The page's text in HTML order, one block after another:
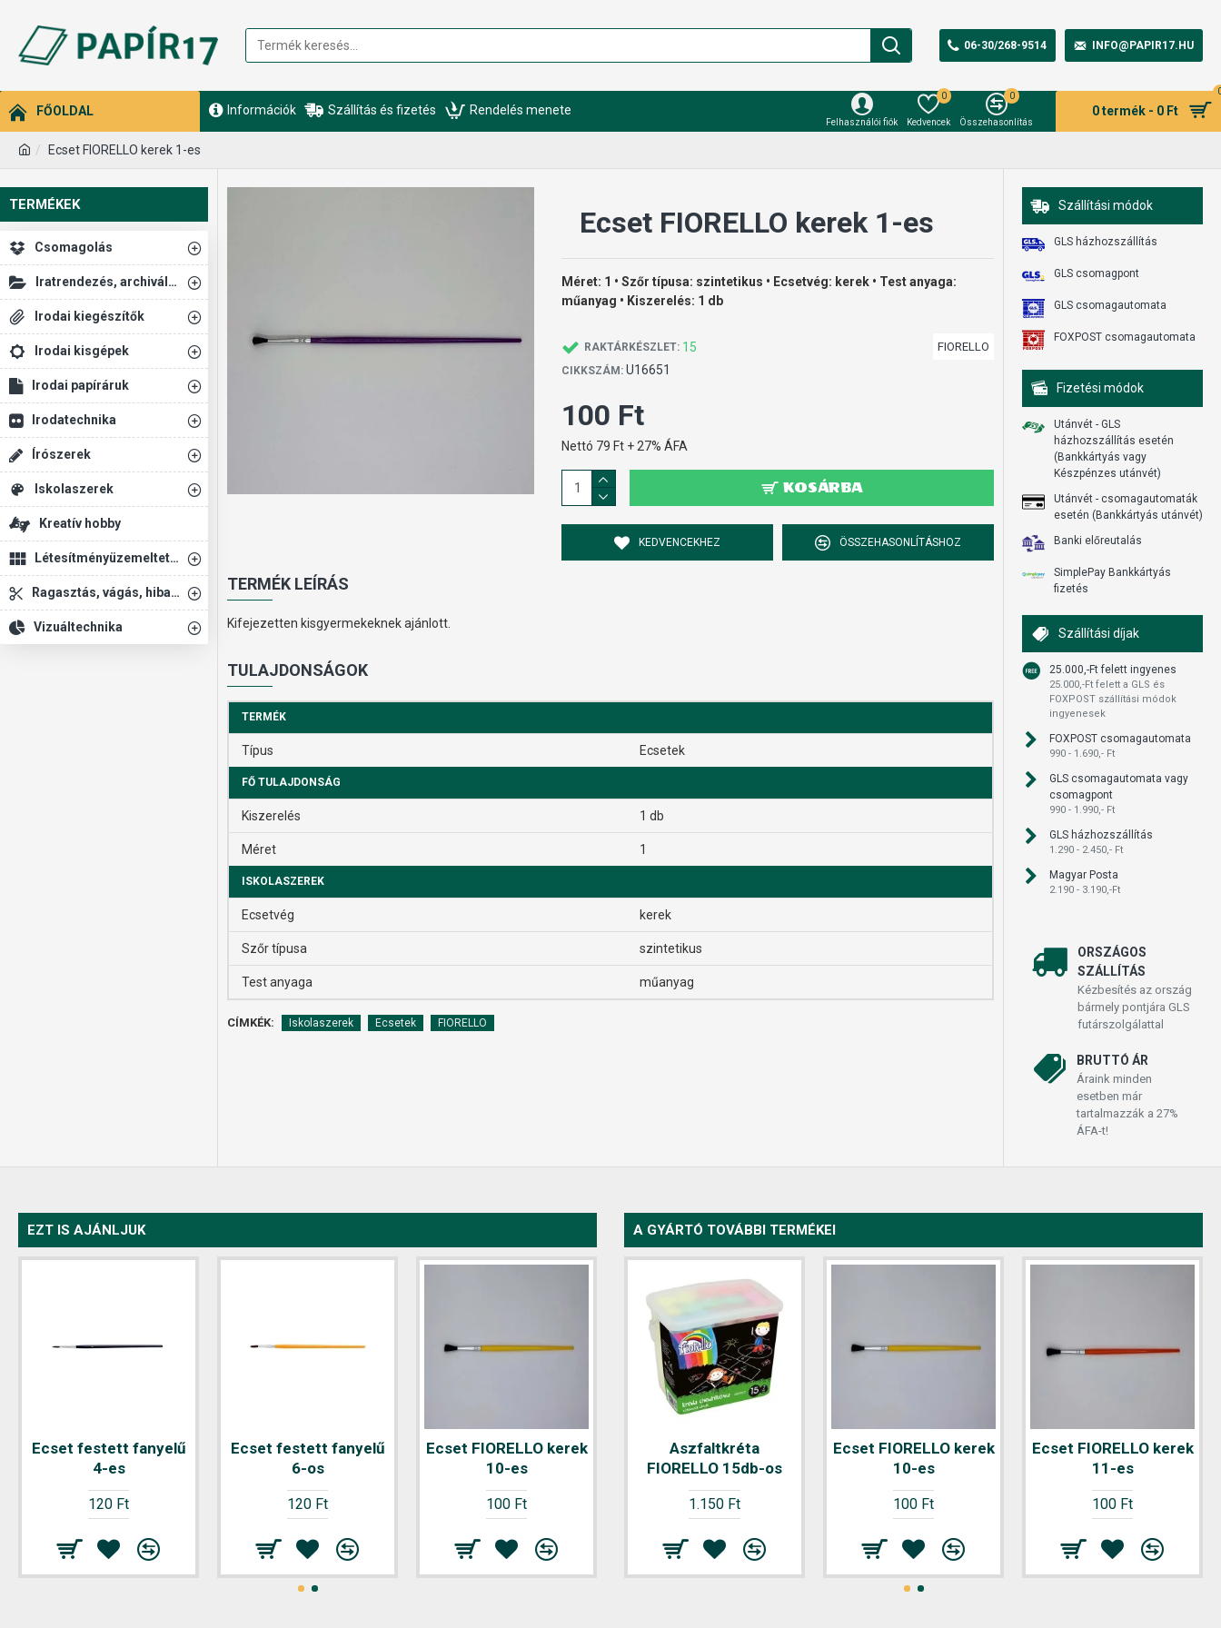
06-30/268-9514 INFO@PAPIR17.HU
FŐOLDAL Információk Szállítás és fizetés Rendelés menete
Felhasználói fiók Kedvencek
0
Összehasonlítás
0
0 termék - 0 Ft
Ecset FIORELLO kerek 1-es
TERMÉKEK
Csomagolás
Iratrendezés, archiválás
Irodai kiegészítők
Irodai kisgépek
Irodai papíráruk
Irodatechnika
Írószerek
Iskolaszerek
Kreatív hobby
Létesítményüzemeltetés
Ragasztás, vágás, hibajavítás
Vizuáltechnika
Ecset FIORELLO kerek 1-es
Méret: 1 • Szőr típusa: szintetikus • Ecsetvég: kerek • Test anyaga:
műanyag • Kiszerelés: 1 db
RAKTÁRKÉSZLET: 15
CIKKSZÁM: U16651
FIORELLO
100 Ft
Nettó 79 Ft + 27% ÁFA
KOSÁRBA
KEDVENCEKHEZ ÖSSZEHASONLÍTÁSHOZ
TERMÉK LEÍRÁS
Kifejezetten kisgyermekeknek ajánlott.
TULAJDONSÁGOK
TERMÉK
Típus Ecsetek
FŐ TULAJDONSÁG
Kiszerelés 1 db
Méret 1
ISKOLASZEREK
Ecsetvég kerek
Szőr típusa szintetikus
Test anyaga műanyag
CÍMKÉK: Iskolaszerek Ecsetek FIORELLO
Szállítási módok
GLS házhozszállítás
GLS csomagpont
GLS csomagautomata
FOXPOST csomagautomata
Fizetési módok
Utánvét - GLS
házhozszállítás esetén
(Bankkártyás vagy
Készpénzes utánvét)
Utánvét - csomagautomaták
esetén (Bankkártyás utánvét)
Banki előreutalás
SimplePay Bankkártyás
fizetés
Szállítási díjak
25.000,-Ft felett ingyenes
25.000,-Ft felett a GLS és
FOXPOST szállítási módok
ingyenesek
FOXPOST csomagautomata
990 - 1.690,- Ft
GLS csomagautomata vagy
csomagpont
990 - 1.990,- Ft
GLS házhozszállítás
1.290 - 2.450,- Ft
Magyar Posta
2.190 - 3.190,-Ft
ORSZÁGOS
SZÁLLÍTÁS
Kézbesítés az ország
bármely pontjára GLS
futárszolgálattal
BRUTTÓ ÁR
Áraink minden
esetben már
tartalmazzák a 27%
ÁFA-t!
EZT IS AJÁNLJUK
Ecset festett fanyelű
4-es
120 Ft
Ecset festett fanyelű
6-os
120 Ft
Ecset FIORELLO kerek
10-es
100 Ft
Ecset FIORELLO kerek
11-es
100 Ft
Ecset FIORELLO kerek
12-es
100 Ft
A GYÁRTÓ TOVÁBBI TERMÉKEI
Aszfaltkréta
FIORELLO 15db-os
1.150 Ft
Ecset FIORELLO kerek
10-es
100 Ft
Ecset FIORELLO kerek
11-es
100 Ft